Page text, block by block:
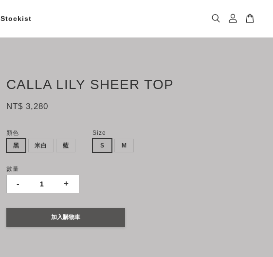
Stockist
CALLA LILY SHEER TOP
NT$ 3,280
顏色
黑
米白 藍
Size
S
M
數量
- +
加入購物車